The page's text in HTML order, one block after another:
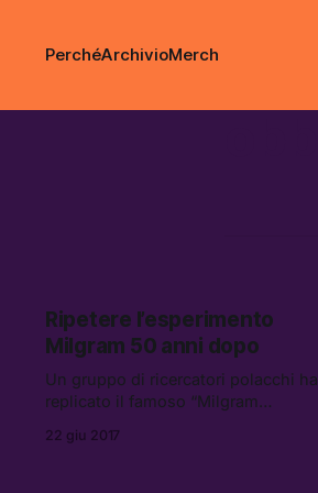
PerchéArchivioMerch
Ripetere l’esperimento
Milgram 50 anni dopo
Un gruppo di ricercatori polacchi ha
replicato il famoso “Milgram
all’autorità, ottenendo risultati simili
22 giu 2017